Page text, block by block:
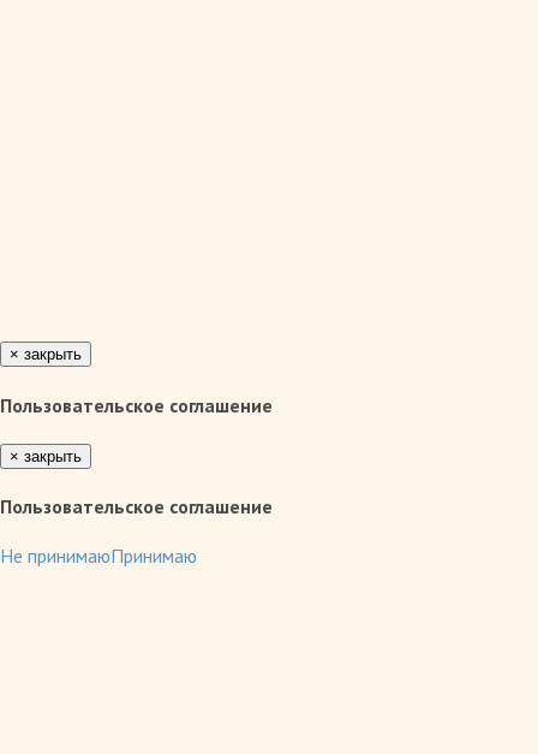
× закрыть
Пользовательское соглашение
× закрыть
Пользовательское соглашение
Не принимаюПринимаю